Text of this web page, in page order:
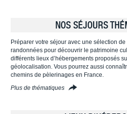
NOS SÉJOURS
Préparer votre séjour avec une sélection
randonnées pour découvrir le patrimoine
différents lieux d’hébergements proposés
géolocalisation. Vous pourrez aussi
chemins de pèlerinages en France.
Plus de thématiques